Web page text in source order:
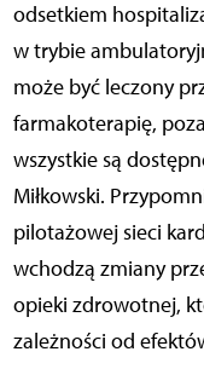
odsetkiem
w trybie
może być leczony
farmakoterapię,
wszystkie są
Miłkowski.
pilotażowej sieci
wchodzą zmiany
opieki zdrowotnej,
zależności od